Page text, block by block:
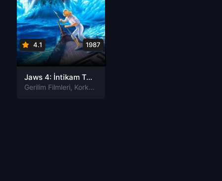
4.1 1987
Jaws 4: İntikam Türkçe Dublaj izle
Gerilim Filmleri, Korku Filmleri